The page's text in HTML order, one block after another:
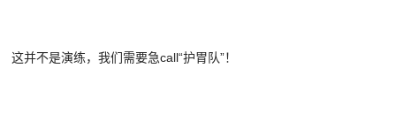
这并不是演练，我们需要急call“护胃队”！